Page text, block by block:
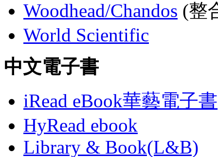
Woodhead/Chandos (整
World Scientific
中文電子書
iRead eBook華藝電子書
HyRead ebook
Library & Book(L&B)